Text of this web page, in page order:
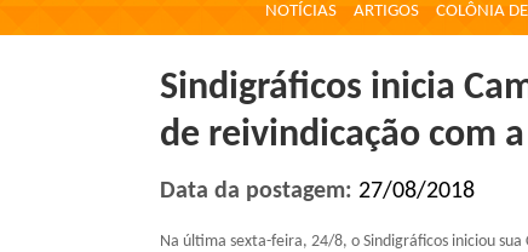
NOTÍCIAS ARTIGOS COLÔNIA
Sindigráficos inicia
de reivindicação com
Data da postagem: 27/08/2018
Na última sexta-feira, 24/8, o Sindigráficos iniciou sua